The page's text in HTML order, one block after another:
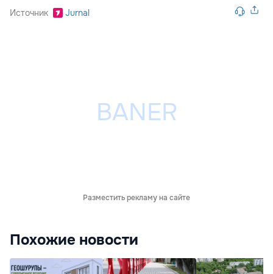
Источник Jurnal
Разместить рекламу на сайте
Похожие новости